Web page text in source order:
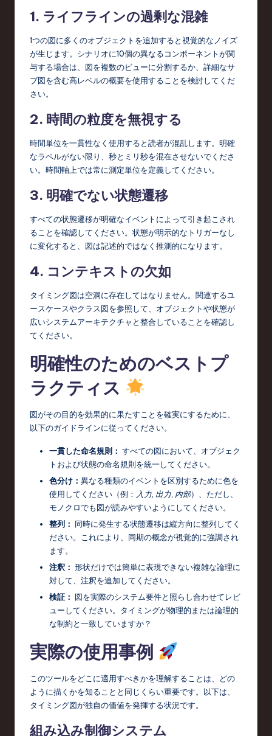
1. ライフラインの過剰な混雑
1つの図に多くのオブジェクトを追加すると視覚的なノイズ
が生じます。シナリオに10個の異なるコンポーネントが関
与する場合は、図を複数のビューに分割するか、詳細なサ
ブ図を含む高レベルの概要を使用することを検討してくだ
さい。
2. 時間の粒度を無視する
時間単位を一貫性なく使用すると読者が混乱します。明確
なラベルがない限り、秒とミリ秒を混在させないでくださ
い。時間軸上では常に測定単位を定義してください。
3. 明確でない状態遷移
すべての状態遷移が明確なイベントによって引き起こされ
ることを確認してください。状態が明示的なトリガーなし
に変化すると、図は記述的ではなく推測的になります。
4. コンテキストの欠如
タイミング図は空洞に存在してはなりません。関連するユ
ースケースやクラス図を参照して、オブジェクトや状態が
広いシステムアーキテクチャと整合していることを確認し
てください。
明確性のためのベストプ
ラクティス
図がその目的を効果的に果たすことを確実にするために、
以下のガイドラインに従ってください。
一貫した命名規則： すべての図において、オブジェク
トおよび状態の命名規則を統一してください。
色分け： 異なる種類のイベントを区別するために色を
使用してください（例： 入力 出力 内部）、ただし、
モノクロでも図が読みやすいようにしてください。
整列： 同時に発生する状態遷移は縦方向に整列してく
ださい。これにより、同期の概念が視覚的に強調され
ます。
注釈： 形状だけでは簡単に表現できない複雑な論理に
対して、注釈を追加してください。
検証： 図を実際のシステム要件と照らし合わせてレビ
ューしてください。タイミングが物理的または論理的
な制約と一致していますか？
実際の使用事例
このツールをどこに適用すべきかを理解することは、どの
ように描くかを知ることと同じくらい重要です。以下は、
タイミング図が独自の価値を発揮する状況です。
組み込み制御システム